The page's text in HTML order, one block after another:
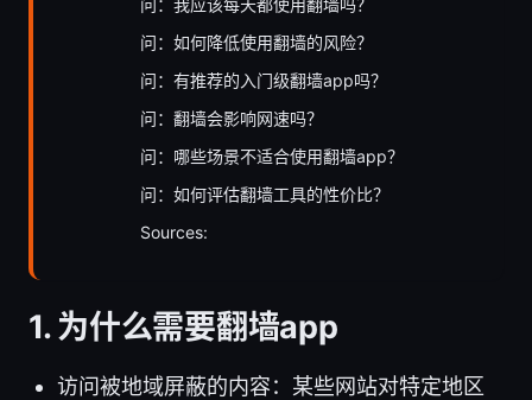
问：如何降低使用翻墙的风险？
问：有推荐的入门级翻墙app吗？
问：翻墙会影响网速吗？
问：哪些场景不适合使用翻墙app？
问：如何评估翻墙工具的性价比？
Sources:
1. 为什么需要翻墙app
访问被地域屏蔽的内容：某些网站对特定地区